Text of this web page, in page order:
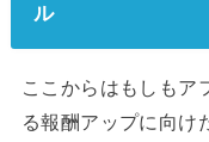
ル
ここからはもしもア
る報酬アップに向け